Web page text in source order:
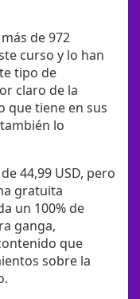
de 972
curso y lo han
tipo de
claro de la
que tiene en sus
lo
44,99 USD, pero
gratuita
un 100% de
ganga,
que
sobre la